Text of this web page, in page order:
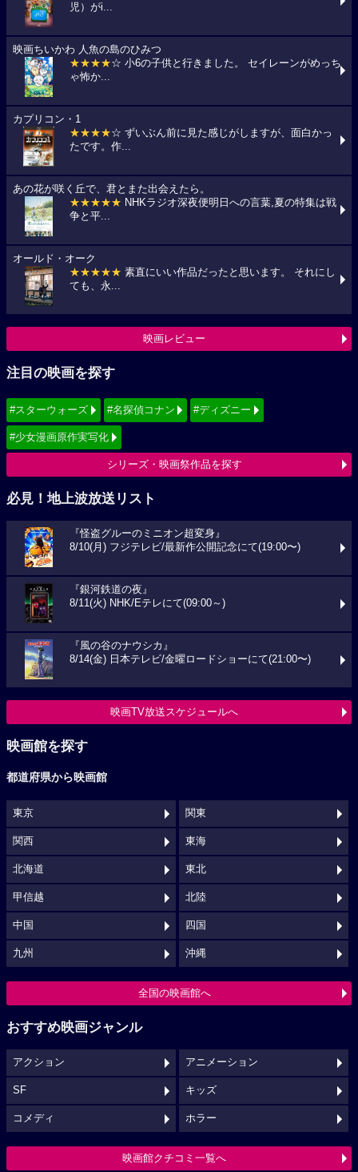
児）がi...
映画ちいかわ 人魚の島のひみつ
★★★★☆ 小6の子供と行きました。 セイレーンがめっち
ゃ怖か...
カプリコン・1
★★★★☆ ずいぶん前に見た感じがしますが、面白かっ
たです。作...
あの花が咲く丘で、君とまた出会えたら。
★★★★★ NHKラジオ深夜便明日への言葉,夏の特集は戦
争と平...
オールド・オーク
★★★★★ 素直にいい作品だったと思います。 それにし
ても、永...
映画レビュー
注目の映画を探す
#スターウォーズ #名探偵コナン #ディズニー
#少女漫画原作実写化
シリーズ・映画祭作品を探す
必見！地上波放送リスト
『怪盗グルーのミニオン超変身』
8/10(月) フジテレビ/最新作公開記念にて(19:00〜)
『銀河鉄道の夜』
8/11(火) NHK/Eテレにて(09:00～)
『風の谷のナウシカ』
8/14(金) 日本テレビ/金曜ロードショーにて(21:00〜)
映画TV放送スケジュールへ
映画館を探す
都道府県から映画館
東京 関東
関西 東海
北海道 東北
甲信越 北陸
中国 四国
九州 沖縄
全国の映画館へ
おすすめ映画ジャンル
アクション アニメーション
SF キッズ
コメディ ホラー
映画館クチコミ一覧へ